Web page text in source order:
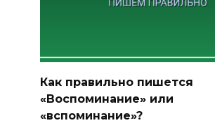
Как правильно пишется
«Воспоминание» или
«вспоминание»?